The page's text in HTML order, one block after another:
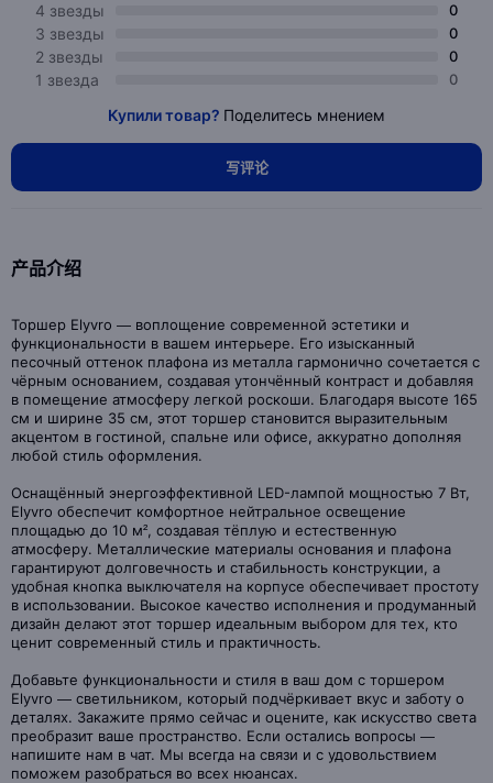
4 звезды 0
3 звезды 0
2 звезды 0
1 звезда 0
Купили товар? Поделитесь мнением
写评论
产品介绍
Торшер Elyvro — воплощение современной эстетики и
функциональности в вашем интерьере. Его изысканный
песочный оттенок плафона из металла гармонично сочетается с
чёрным основанием, создавая утончённый контраст и добавляя
в помещение атмосферу легкой роскоши. Благодаря высоте 165
см и ширине 35 см, этот торшер становится выразительным
акцентом в гостиной, спальне или офисе, аккуратно дополняя
любой стиль оформления.
Оснащённый энергоэффективной LED-лампой мощностью 7 Вт,
Elyvro обеспечит комфортное нейтральное освещение
площадью до 10 м², создавая тёплую и естественную
атмосферу. Металлические материалы основания и плафона
гарантируют долговечность и стабильность конструкции, а
удобная кнопка выключателя на корпусе обеспечивает простоту
в использовании. Высокое качество исполнения и продуманный
дизайн делают этот торшер идеальным выбором для тех, кто
ценит современный стиль и практичность.
Добавьте функциональности и стиля в ваш дом с торшером
Elyvro — светильником, который подчёркивает вкус и заботу о
деталях. Закажите прямо сейчас и оцените, как искусство света
преобразит ваше пространство. Если остались вопросы —
напишите нам в чат. Мы всегда на связи и с удовольствием
поможем разобраться во всех нюансах.